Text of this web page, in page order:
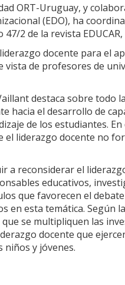
ORT-Uruguay, y
(EDO), ha
2 de la revista
docente para el
de profesores de
destaca sobre todo
hacia el desarrollo de
de los estudiantes.
el liderazgo docente no
a reconsiderar el
educativos,
que favorecen el
en esta temática. Según
se multipliquen las
docente que
niños y jóvenes.